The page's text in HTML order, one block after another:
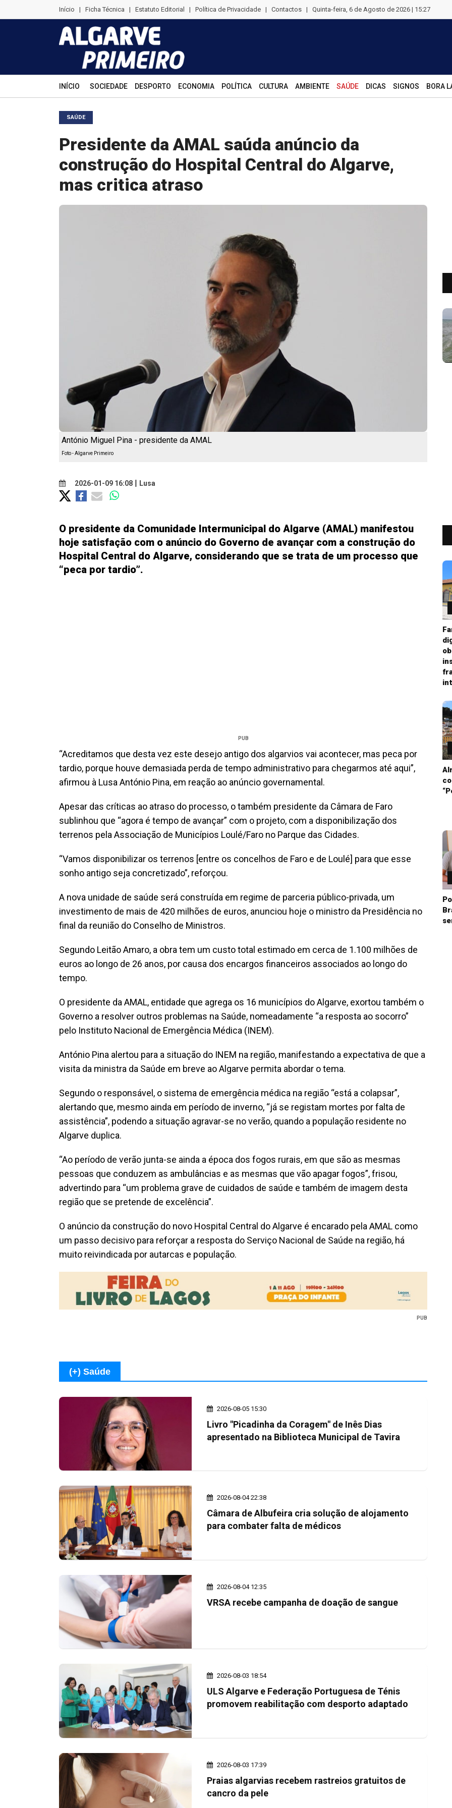
Início | Ficha Técnica | Estatuto Editorial | Política de Privacidade | Contactos | Quinta-feira, 6 de Agosto de 2026 | 15:27
INÍCIO SOCIEDADE DESPORTO ECONOMIA POLÍTICA CULTURA AMBIENTE SAÚDE DICAS SIGNOS BORA
SAÚDE
Presidente da AMAL saúda anúncio da
construção do Hospital Central do Algarve,
mas critica atraso
António Miguel Pina - presidente da AMAL
Foto - Algarve Primeiro
2026-01-09 16:08 | Lusa
O presidente da Comunidade Intermunicipal do Algarve (AMAL) manifestou
hoje satisfação com o anúncio do Governo de avançar com a construção do
Hospital Central do Algarve, considerando que se trata de um processo que
“peca por tardio”.
PUB
“Acreditamos que desta vez este desejo antigo dos algarvios vai acontecer, mas peca por
tardio, porque houve demasiada perda de tempo administrativo para chegarmos até aqui”,
afirmou à Lusa António Pina, em reação ao anúncio governamental.
Apesar das críticas ao atraso do processo, o também presidente da Câmara de Faro
sublinhou que “agora é tempo de avançar” com o projeto, com a disponibilização dos
terrenos pela Associação de Municípios Loulé/Faro no Parque das Cidades.
“Vamos disponibilizar os terrenos [entre os concelhos de Faro e de Loulé] para que esse
sonho antigo seja concretizado”, reforçou.
A nova unidade de saúde será construída em regime de parceria público-privada, um
investimento de mais de 420 milhões de euros, anunciou hoje o ministro da Presidência no
final da reunião do Conselho de Ministros.
Segundo Leitão Amaro, a obra tem um custo total estimado em cerca de 1.100 milhões de
euros ao longo de 26 anos, por causa dos encargos financeiros associados ao longo do
tempo.
O presidente da AMAL, entidade que agrega os 16 municípios do Algarve, exortou também o
Governo a resolver outros problemas na Saúde, nomeadamente “a resposta ao socorro”
pelo Instituto Nacional de Emergência Médica (INEM).
António Pina alertou para a situação do INEM na região, manifestando a expectativa de que a
visita da ministra da Saúde em breve ao Algarve permita abordar o tema.
Segundo o responsável, o sistema de emergência médica na região “está a colapsar”,
alertando que, mesmo ainda em período de inverno, “já se registam mortes por falta de
assistência”, podendo a situação agravar-se no verão, quando a população residente no
Algarve duplica.
“Ao período de verão junta-se ainda a época dos fogos rurais, em que são as mesmas
pessoas que conduzem as ambulâncias e as mesmas que vão apagar fogos”, frisou,
advertindo para “um problema grave de cuidados de saúde e também de imagem desta
região que se pretende de excelência”.
O anúncio da construção do novo Hospital Central do Algarve é encarado pela AMAL como
um passo decisivo para reforçar a resposta do Serviço Nacional de Saúde na região, há
muito reivindicada por autarcas e população.
PUB
(+) Saúde
2026-08-05 15:30
Livro "Picadinha da Coragem" de Inês Dias
apresentado na Biblioteca Municipal de Tavira
2026-08-04 22:38
Câmara de Albufeira cria solução de alojamento
para combater falta de médicos
2026-08-04 12:35
VRSA recebe campanha de doação de sangue
2026-08-03 18:54
ULS Algarve e Federação Portuguesa de Ténis
promovem reabilitação com desporto adaptado
2026-08-03 17:39
Praias algarvias recebem rastreios gratuitos de
cancro da pele